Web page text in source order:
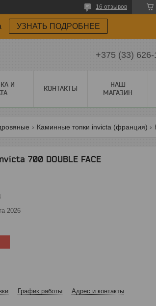
16 отзывов
УЗНАТЬ ПОДРОБНЕЕ
+375 (33) 626-
И
КОНТАКТЫ
НАШ
МАГАЗИН
Каминные топки invicta (франция)
700 DOUBLE FACE
2026
График работы Адрес и контакты